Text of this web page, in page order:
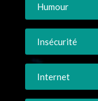
Humour
Insécurité
Internet